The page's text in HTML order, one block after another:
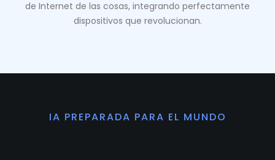
de Internet de las cosas, integrando perfectamente
dispositivos que revolucionan.
IA PREPARADA PARA EL MUNDO